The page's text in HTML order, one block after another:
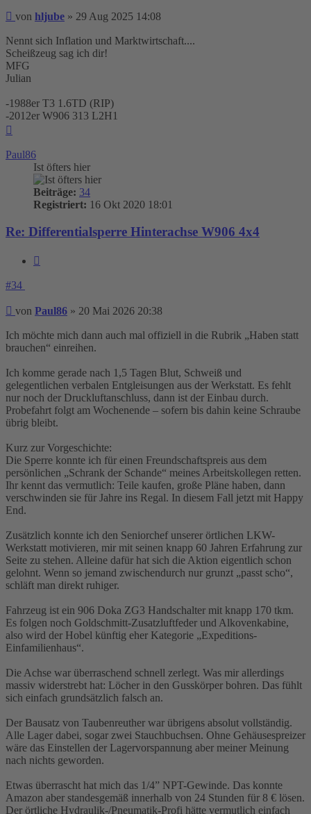
Beitrag
von hljube » 29 Aug 2025 14:08
Nennt sich Inflation und Marktwirtschaft....
Scheißzeug sag ich dir!
MFG
Julian
-1988er T3 1.6TD (RIP)
-2012er W906 313 L2H1
Paul86
Ist öfters hier
Beiträge: 34
Registriert: 16 Okt 2020 18:01
Re: Differentialsperre Hinterachse W906 4x4
#34
Beitrag
von Paul86 » 20 Mai 2026 20:38
Ich möchte mich dann auch mal offiziell in die Rubrik „Haben statt
brauchen“ einreihen.
Ich komme gerade nach 1,5 Tagen Blut, Schweiß und
gelegentlichen verbalen Entgleisungen aus der Werkstatt. Es fehlt
nur noch der Druckluftanschluss, dann ist der Einbau durch.
Probefahrt folgt am Wochenende – sofern bis dahin keine Schraube
übrig bleibt.
Kurz zur Vorgeschichte:
Die Sperre konnte ich für einen Freundschaftspreis aus dem
persönlichen „Schrank der Schande“ meines Arbeitskollegen retten.
Ihr kennt das vermutlich: Teile kaufen, große Pläne haben, dann
verschwinden sie für Jahre ins Regal. In diesem Fall jetzt mit Happy
End.
Zusätzlich konnte ich den Seniorchef unserer örtlichen LKW-
Werkstatt motivieren, mir mit seinen knapp 60 Jahren Erfahrung zur
Seite zu stehen. Alleine dafür hat sich die Aktion eigentlich schon
gelohnt. Wenn so jemand zwischendurch nur grunzt „passt scho“,
schläft man direkt ruhiger.
Fahrzeug ist ein 906 Doka ZG3 Handschalter mit knapp 170 tkm.
Es folgen noch Goldschmitt-Zusatzluftfeder und Alkovenkabine,
also wird der Hobel künftig eher Kategorie „Expeditions-
Einfamilienhaus“.
Die Achse war überraschend schnell zerlegt. Was mir allerdings
massiv widerstrebt hat: Löcher in den Gusskörper bohren. Das fühlt
sich einfach grundsätzlich falsch an.
Der Bausatz von Taubenreuther war übrigens absolut vollständig.
Alle Lager dabei, sogar zwei Stauchbuchsen. Ohne Gehäusespreizer
wäre das Einstellen der Lagervorspannung aber meiner Meinung
nach nichts geworden.
Etwas überrascht hat mich das 1/4” NPT-Gewinde. Das konnte
Amazon aber standesgemäß innerhalb von 24 Stunden für 8 € lösen.
Der örtliche Hydraulik-/Pneumatik-Profi hätte vermutlich einfach